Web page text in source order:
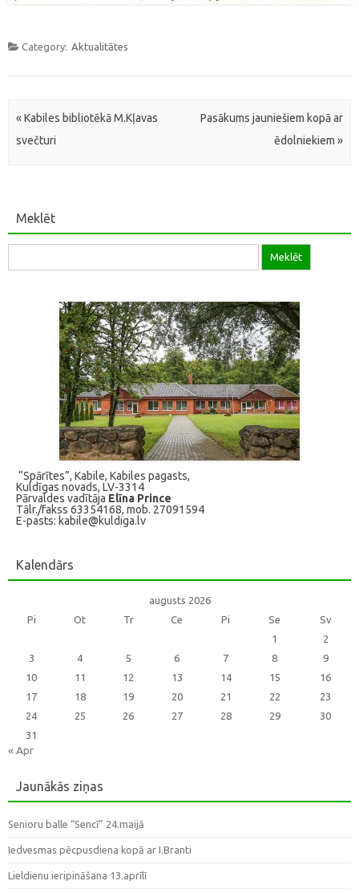
Category: Aktualitātes
Post navigation
«Kabiles bibliotēkā M.Kļavas
svečturi
Pasākums jauniešiem kopā ar
ēdolniekiem»
Meklēt
“Spārītes”, Kabile, Kabiles pagasts,
Kuldīgas novads, LV-3314
Pārvaldes vadītāja Elīna Prince
Tālr./fakss 63354168, mob. 27091594
E-pasts: kabile@kuldiga.lv
Kalendārs
augusts 2026
Pi
Ot Tr Ce Pi Se
Sv
1
2
3
4 5 6 7 8
9
10
11 12 13 14 15
16
17
18 19 20 21 22
23
24
25 26 27 28 29
30
31
« Apr
Jaunākās ziņas
Senioru balle “Sencī” 24.maijā
Iedvesmas pēcpusdiena kopā ar I.Branti
Lieldienu ieripināšana 13.aprīlī